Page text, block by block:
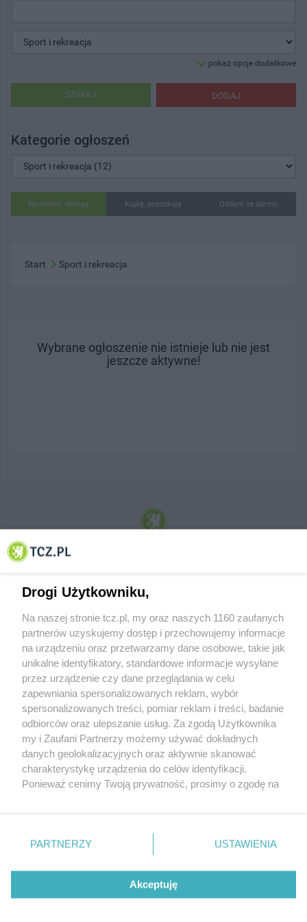
pokaż opcje dodatkowe
DODAJ
SZUKAJ
Kategorie ogłoszeń
Sprzedam, oferuję Kupię, poszukuję Oddam za darmo
Start Sport i rekreacja
Wybrane ogłoszenie nie istnieje lub nie jest
jeszcze aktywne!
© 2001-2026 Tczew - TCZ.PL Sp. z o.o. Internetowy Serwis Informacyjny Miasta
O FIRMIE POLITYKA PRYWATNOŚCI HOSTING
REKLAMA WSPÓŁPRACA RSS FACEBOOK KONTAKT
Nasze serwisy
Aktualności
Tcz24
Historia miasta
Muzyka i kultura
Archiwum wydarzeń
Zdjęcia miasta
Drogi Użytkowniku,
Na naszej stronie tcz.pl, my oraz naszych 1160 zaufanych
partnerów uzyskujemy dostęp i przechowujemy informacje
na urządzeniu oraz przetwarzamy dane osobowe, takie jak
unikalne identyfikatory, standardowe informacje wysyłane
przez urządzenie czy dane przeglądania w celu
zapewniania spersonalizowanych reklam, wybór
spersonalizowanych treści, pomiar reklam i treści, badanie
odbiorców oraz ulepszanie usług. Za zgodą Użytkownika
my i Zaufani Partnerzy możemy używać dokładnych
danych geolokalizacyjnych oraz aktywnie skanować
charakterystykę urządzenia do celów identyfikacji.
Ponieważ cenimy Twoją prywatność, prosimy o zgodę na
znajdujący się w lewym dolnym rogu strony
. Niektóre
przetwarzaniu. Preferencje będą miały zastosowania tylko
PARTNERZY USTAWIENIA
Akceptuję